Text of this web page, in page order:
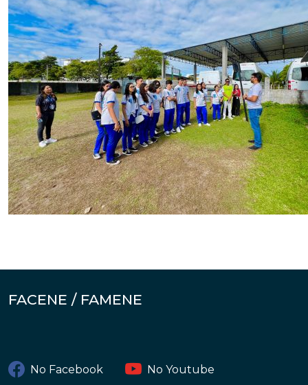
FACENE / FAMENE
No Facebook No Youtube